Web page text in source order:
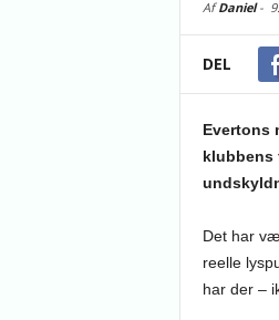
AfDaniel-
DEL
Evertons
klubbens
Det har
reelle
har der –